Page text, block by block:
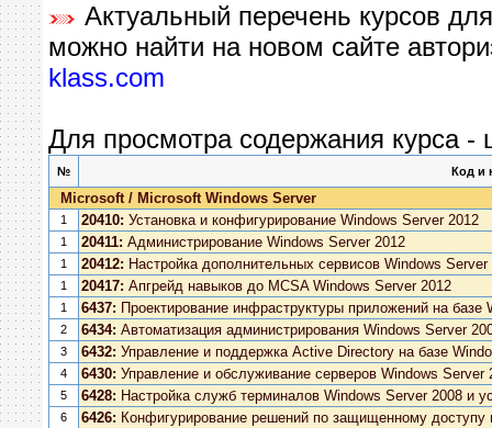
Актуальный перечень курсов
можно найти на новом сайте
klass.com
Для просмотра содержания курса -
№ Код и
Microsoft / Microsoft Windows Server
1 20410: Установка и конфигурирование Windows Server 2012
1 20411: Администрирование Windows Server 2012
1 20412: Настройка дополнительных сервисов Windows Server
1 20417: Апгрейд навыков до MCSA Windows Server 2012
1 6437: Проектирование инфраструктуры приложений на базе
2 6434: Автоматизация администрирования Windows Server
3 6432: Управление и поддержка Active Directory на базе
4 6430: Управление и обслуживание серверов Windows Server
5 6428: Настройка служб терминалов Windows Server 2008 и
6 6426: Конфигурирование решений по защищенному доступу